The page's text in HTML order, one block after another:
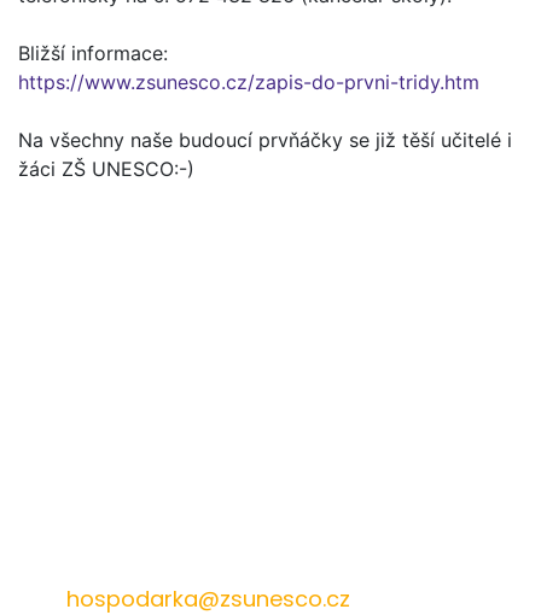
Bližší informace:
https://www.zsunesco.cz/zapis-do-prvni-tridy.htm
Na všechny naše budoucí prvňáčky se již těší učitelé i
žáci ZŠ UNESCO:-)
hospodarka@zsunesco.cz